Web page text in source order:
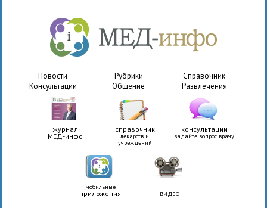
Новости Рубрики
Справочник
Консультации
Общение Развлечения
журнал
МЕД-инфо
справочник
лекарств и
учреждений
консультации
задайте вопрос врачу
мобильные
приложения ВИДЕО